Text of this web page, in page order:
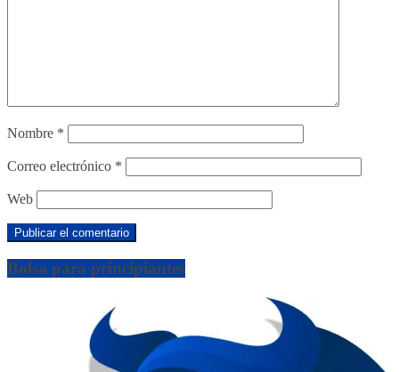
Nombre *
Correo electrónico *
Web
Bolsa para principiantes